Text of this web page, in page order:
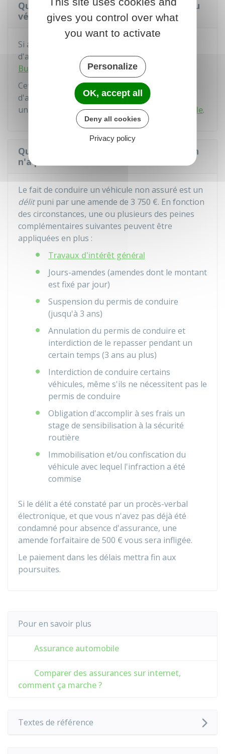
Que faire en cas de refus d'assurance du
véhicule ?
Si aucune compagnie d'assurance n'accepte
d'assurer votre véhicule, vous devez saisir le
Bureau central de tarification (BCT)
Cet organisme peut obliger une compagnie
d'assurance à assurer votre véhicule, mais
uniquement pour la garantieresponsabilité civile.
Quelles sanctions s'appliquent quand on
n'a pas d'assurance automobile ?
Le fait de conduire un véhicule non assuré est un
délitpuni par une amende de 3 750 €. En fonction
des circonstances, une ou plusieurs des peines
complémentaires suivantes peuvent être
appliquées en plus :
Travaux d'intérêt général
Jours-amendes (amendes dont le montant
est fixé par jour)
Suspension du permis de conduire
(jusqu'à 3 ans)
Annulation du permis de conduire et
interdiction de le repasser pendant un
certain temps (3 ans au plus)
Interdiction de conduire certains
véhicules, même s'ils ne nécessitent pas le
permis de conduire
Obligation d'accomplir à ses frais un
stage de sensibilisation à la sécurité
routière
Immobilisation et/ou confiscation du
véhicule avec lequel l'infraction a été
commise
Si le délit a été constaté par un procès-verbal
électronique, et que vous n'avez pas déjà été
condamné pour absence d'assurance, une
amende forfaitaire de 500 € vous sera infligée.
Le paiement dans les délais mettra fin aux
poursuites.
Pour en savoir plus
Assurance automobile
Comparer des assurances sur internet,
comment ça marche ?
Textes de référence
gives you control over what
you want to activate
Personalize
OK, accept all
Deny all cookies
Privacy policy